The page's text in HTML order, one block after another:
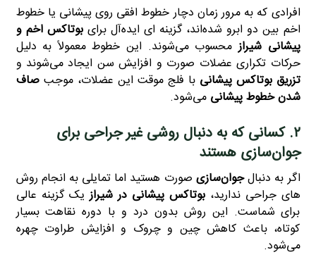
افرادی که به‌ مرور زمان دچار خطوط افقی روی پیشانی یا خطوط
اخم بین دو ابرو شده‌اند، گزینه‌ ای ایده‌آل برایبوتاکس اخم و
پیشانی شیرازمحسوب می‌شوند. این خطوط معمولاً به‌ دلیل
حرکات تکراری عضلات صورت و افزایش سن ایجاد می‌شوند و
تزریق بوتاکس پیشانی با فلج موقت این عضلات، موجبصاف
شدن خطوط پیشانی می‌شود.
۲. کسانی که به دنبال روشی غیر جراحی برای
جوان‌سازی هستند
اگر به‌ دنبالجوان‌سازی صورت هستید اما تمایلی به انجام روش‌
های جراحی ندارید،بوتاکس پیشانی در شیرازیک گزینه عالی
برای شماست. این روش بدون درد و با دوره نقاهت بسیار
کوتاه، باعث کاهش چین و چروک و افزایش طراوت چهره
می‌شود.